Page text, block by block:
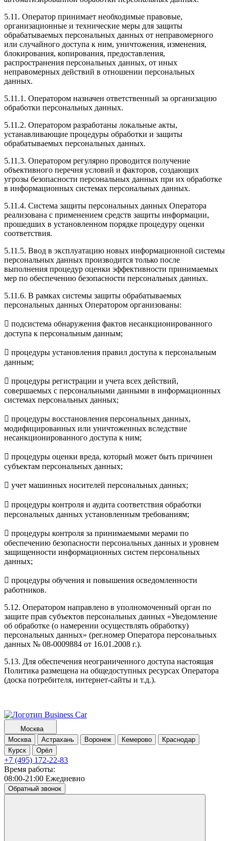
5.11. Оператор принимает необходимые правовые,
организационные и технические меры для защиты
обрабатываемых персональных данных от неправомерного
или случайного доступа к ним, уничтожения, изменения,
блокирования, копирования, предоставления,
распространения персональных данных, от иных
неправомерных действий в отношении персональных
данных.
5.11.1. Оператором назначен ответственный за организацию
обработки персональных данных.
5.11.2. Оператором разработаны локальные акты,
устанавливающие процедуры обработки и защиты
обрабатываемых персональных данных.
5.11.3. Оператором регулярно проводится получение
объективного перечня условий и факторов, создающих
угрозы безопасности персональных данных при их обработке
в информационных системах персональных данных.
5.11.4. Система защиты персональных данных Оператора
реализована с применением средств защиты информации,
прошедших в установленном порядке процедуру оценки
соответствия.
5.11.5. Ввод в эксплуатацию новых информационной системы
персональных данных производится только после
выполнения процедур оценки эффективности принимаемых
мер по обеспечению безопасности персональных данных.
5.11.6. В рамках системы защиты обрабатываемых
персональных данных Оператором организованы:
 подсистема обнаружения фактов несанкционированного
доступа к персональным данным;
 процедуры установления правил доступа к персональным
данным;
 процедуры регистрации и учета всех действий,
совершаемых с персональными данными в информационных
системах персональных данных;
 процедуры восстановления персональных данных,
модифицированных или уничтоженных вследствие
несанкционированного доступа к ним;
 процедуры оценки вреда, который может быть причинен
субъектам персональных данных;
 учет машинных носителей персональных данных;
 процедуры контроля и аудита соответствия обработки
персональных данных установленным требованиям;
 процедуры контроля за принимаемыми мерами по
обеспечению безопасности персональных данных и уровнем
защищенности информационных систем персональных
данных;
 процедуры обучения и повышения осведомленности
работников.
5.12. Оператором направлено в уполномоченный орган по
защите прав субъектов персональных данных «Уведомление
об обработке (о намерении осуществлять обработку)
персональных данных» (рег.номер Оператора персональных
данных № 08-0009884 от 16.01.2008 г.).
5.13. Для обеспечения неограниченного доступа настоящая
Политика размещена на общедоступных ресурсах Оператора
(доска потребителя, интернет-сайты и т.д.).
Москва
Москва
Астрахань Воронеж Кемерово
Краснодар
Курск
Орёл
+7 (495) 172-22-83
Время работы:
08:00-21:00 Ежедневно
Обратный звонок